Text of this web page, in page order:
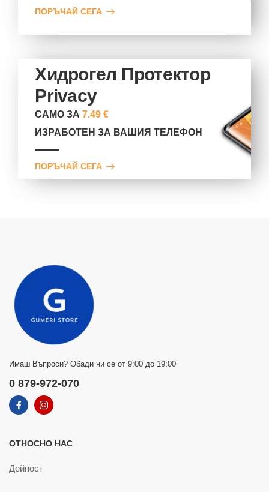
ПОРЪЧАЙ СЕГА
Хидрогел Протектор
Privacy
САМО ЗА7.49 €
ИЗРАБОТЕН ЗА ВАШИЯ ТЕЛЕФОН
ПОРЪЧАЙ СЕГА
Имаш Въпроси? Обади ни се от 9:00 до 19:00
0 879-972-070
ОТНОСНО НАС
Дейност